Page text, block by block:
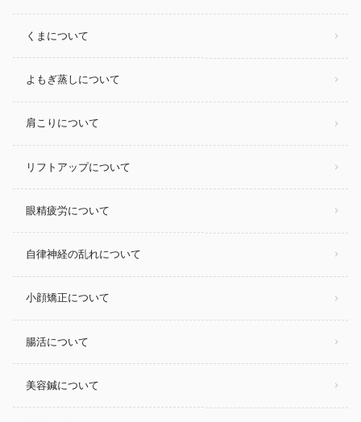
くまについて
よもぎ蒸しについて
肩こりについて
リフトアップについて
眼精疲労について
自律神経の乱れについて
小顔矯正について
腸活について
美容鍼について